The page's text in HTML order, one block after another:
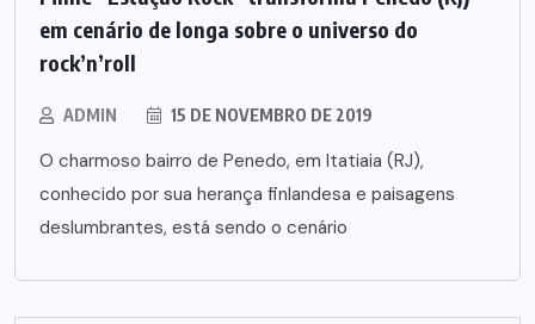
em cenário de longa sobre o universo do
rock’n’roll
ADMIN 15 DE NOVEMBRO DE 2019
O charmoso bairro de Penedo, em Itatiaia (RJ),
conhecido por sua herança finlandesa e paisagens
deslumbrantes, está sendo o cenário